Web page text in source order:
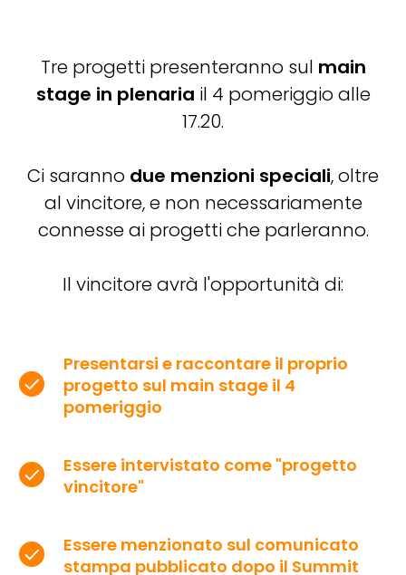
Tre progetti presenteranno sul main
stage in plenaria il 4 pomeriggio alle
17.20.
Ci saranno due menzioni speciali, oltre
al vincitore, e non necessariamente
connesse ai progetti che parleranno.
Il vincitore avrà l'opportunità di:
Presentarsi e raccontare il proprio
progetto sul main stage il 4
pomeriggio
Essere intervistato come "progetto
vincitore"
Essere menzionato sul comunicato
stampa pubblicato dopo il Summit